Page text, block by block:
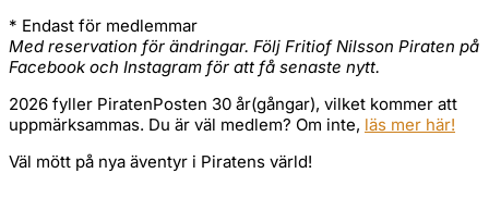
* Endast för medlemmar
Med reservation för ändringar. Följ Fritiof Nilsson Piraten på
Facebook och Instagram för att få senaste nytt.
2026 fyller PiratenPosten 30 år(gångar), vilket kommer att
uppmärksammas. Du är väl medlem? Om inte, läs mer här!
Väl mött på nya äventyr i Piratens värld!